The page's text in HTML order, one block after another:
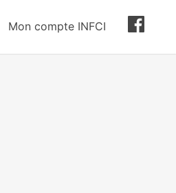
Mon compte INFCI